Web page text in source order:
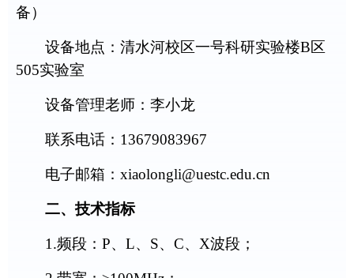
备）
设备地点：清水河校区一号科研实验楼B 区
505实验室
设备管理老师： 李小龙
联系电话： 13679083967
电子邮箱： xiaolongli@uestc.edu.cn
二、技术指标
1.频段： P、 L、 S、 C、 X波段；